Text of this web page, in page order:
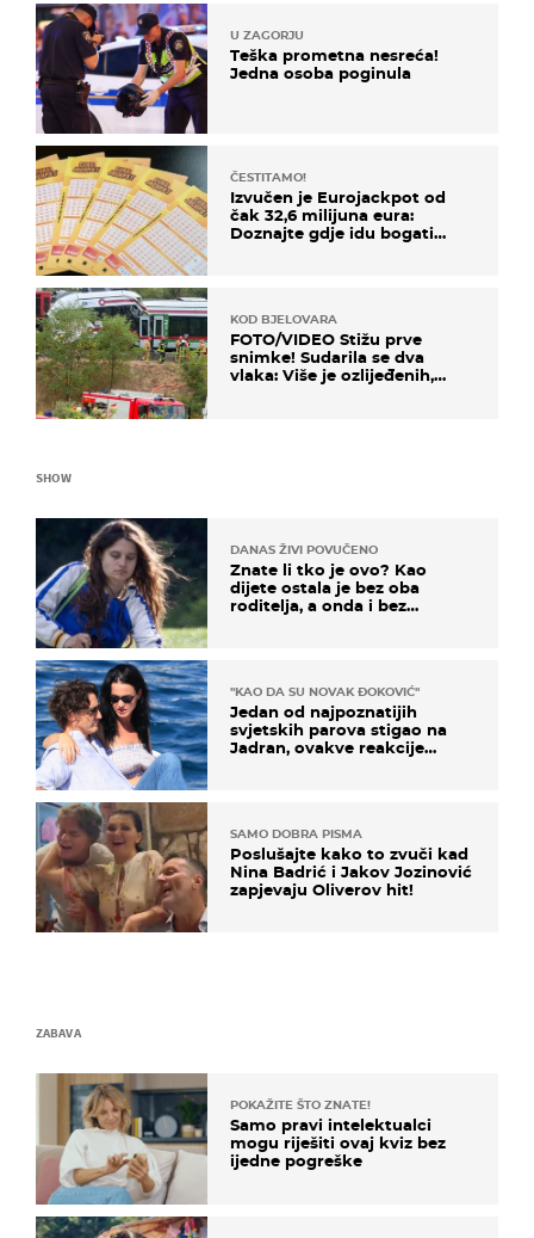
U ZAGORJU
Teška prometna nesreća!
Jedna osoba poginula
ČESTITAMO!
Izvučen je Eurojackpot od
čak 32,6 milijuna eura:
Doznajte gdje idu bogati
KOD BJELOVARA
FOTO/VIDEO Stižu prve
snimke! Sudarila se dva
vlaka: Više je ozlijeđenih,
SHOW
DANAS ŽIVI POVUČENO
Znate li tko je ovo? Kao
dijete ostala je bez oba
roditelja, a onda i bez
"KAO DA SU NOVAK ĐOKOVIĆ"
Jedan od najpoznatijih
svjetskih parova stigao na
Jadran, ovakve reakcije
SAMO DOBRA PISMA
Poslušajte kako to zvuči kad
Nina Badrić i Jakov Jozinović
zapjevaju Oliverov hit!
ZABAVA
POKAŽITE ŠTO ZNATE!
Samo pravi intelektualci
mogu riješiti ovaj kviz bez
ijedne pogreške